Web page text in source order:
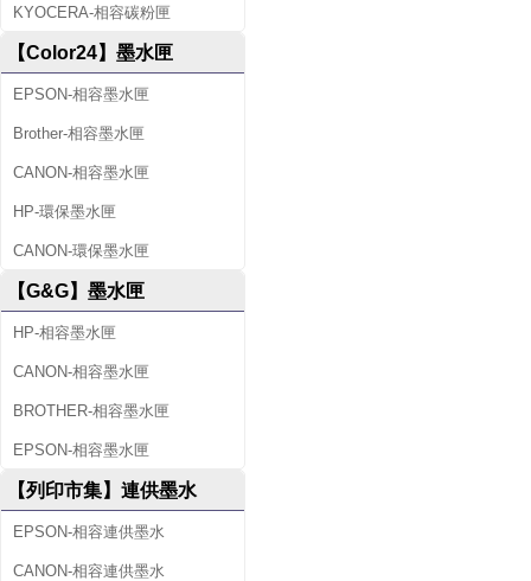
KYOCERA-相容碳粉匣
【Color24】墨水匣
EPSON-相容墨水匣
Brother-相容墨水匣
CANON-相容墨水匣
HP-環保墨水匣
CANON-環保墨水匣
【G&G】墨水匣
HP-相容墨水匣
CANON-相容墨水匣
BROTHER-相容墨水匣
EPSON-相容墨水匣
【列印市集】連供墨水
EPSON-相容連供墨水
CANON-相容連供墨水